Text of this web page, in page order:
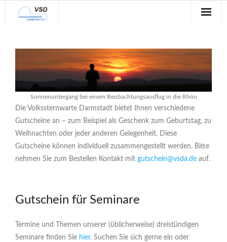
Verein
Blog
Sonnenuntergang bei einem Beobachtungsausflug in die Rhön
Die Volkssternwarte Darmstadt bietet Ihnen verschiedene
Gutscheine an – zum Beispiel als Geschenk zum Geburtstag, zu
Weihnachten oder jeder anderen Gelegenheit. Diese
Gutscheine können individuell zusammengestellt werden. Bitte
nehmen Sie zum Bestellen Kontakt mit gutschein@vsda.de auf.
Gutschein für Seminare
Termine und Themen unserer (üblicherweise) dreistündigen
Seminare finden Sie hier. Suchen Sie sich gerne ein oder